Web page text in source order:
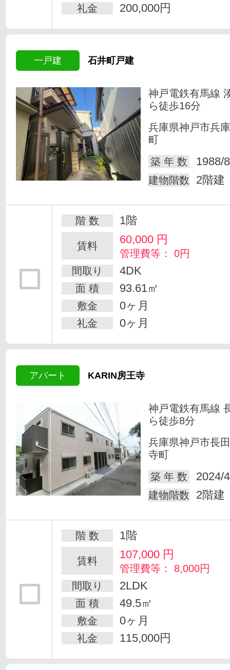
礼金 200,000円
一戸建 石井町戸建
神戸電鉄有馬線
ら徒歩16分
兵庫県神戸市兵
町
築 年 数
1988/
建物階数 2階建
階 数 1階
賃料 60,000 円
管理費等： 0円
間取り
4DK
面 積 93.61㎡
敷金 0ヶ月
礼金 0ヶ月
アパート KARIN房王寺
神戸電鉄有馬線
ら徒歩8分
兵庫県神戸市長
寺町
築 年 数
2024/
建物階数 2階建
階 数 1階
賃料 107,000 円
管理費等： 8,000円
間取り
2LDK
面 積 49.5㎡
敷金 0ヶ月
礼金 115,000円